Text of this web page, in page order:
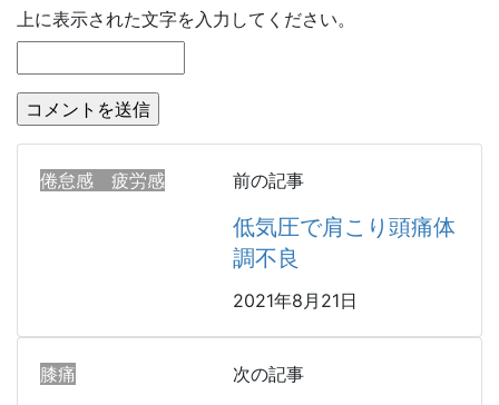
上に表示された文字を入力してください。
倦怠感 疲労感 前の記事
低気圧で肩こり頭痛体
調不良
2021年8月21日
膝痛 次の記事